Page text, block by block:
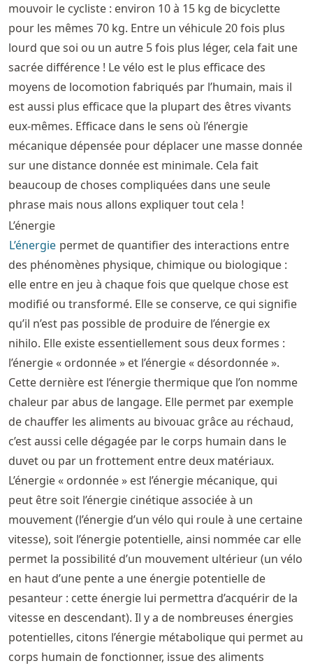
mouvoir le cycliste : environ 10 à 15 kg de bicyclette
pour les mêmes 70 kg. Entre un véhicule 20 fois plus
lourd que soi ou un autre 5 fois plus léger, cela fait une
sacrée différence ! Le vélo est le plus efficace des
moyens de locomotion fabriqués par l’humain, mais il
est aussi plus efficace que la plupart des êtres vivants
eux-mêmes. Efficace dans le sens où l’énergie
mécanique dépensée pour déplacer une masse donnée
sur une distance donnée est minimale. Cela fait
beaucoup de choses compliquées dans une seule
phrase mais nous allons expliquer tout cela !
L’énergie
L’énergie permet de quantifier des interactions entre
des phénomènes physique, chimique ou biologique :
elle entre en jeu à chaque fois que quelque chose est
modifié ou transformé. Elle se conserve, ce qui signifie
qu’il n’est pas possible de produire de l’énergie ex
nihilo. Elle existe essentiellement sous deux formes :
l’énergie « ordonnée » et l’énergie « désordonnée ».
Cette dernière est l’énergie thermique que l’on nomme
chaleur par abus de langage. Elle permet par exemple
de chauffer les aliments au bivouac grâce au réchaud,
c’est aussi celle dégagée par le corps humain dans le
duvet ou par un frottement entre deux matériaux.
L’énergie « ordonnée » est l’énergie mécanique, qui
peut être soit l’énergie cinétique associée à un
mouvement (l’énergie d’un vélo qui roule à une certaine
vitesse), soit l’énergie potentielle, ainsi nommée car elle
permet la possibilité d’un mouvement ultérieur (un vélo
en haut d’une pente a une énergie potentielle de
pesanteur : cette énergie lui permettra d’acquérir de la
vitesse en descendant). Il y a de nombreuses énergies
potentielles, citons l’énergie métabolique qui permet au
corps humain de fonctionner, issue des aliments